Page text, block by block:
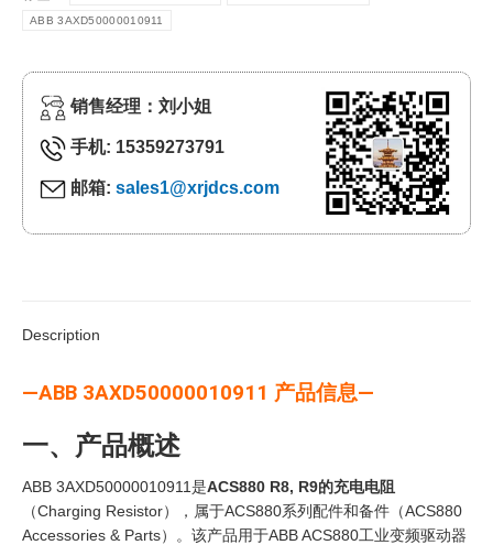
ABB 3AXD50000010911
销售经理：刘小姐
手机: 15359273791
邮箱: sales1@xrjdcs.com
Description
—ABB 3AXD50000010911 产品信息—
一、产品概述
ABB 3AXD50000010911是ACS880 R8, R9的充电电阻
（Charging Resistor），属于ACS880系列配件和备件（ACS880
Accessories & Parts）。该产品用于ABB ACS880工业变频驱动器